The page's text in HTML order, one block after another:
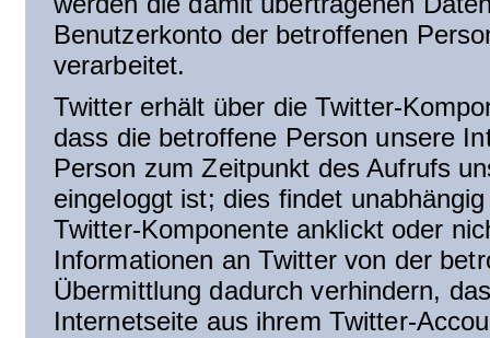
Benutzerkonto der betroffenen
verarbeitet.
Twitter erhält über die Twitter-
dass die betroffene Person unsere
Person zum Zeitpunkt des Aufrufs
eingeloggt ist; dies findet
Twitter-Komponente anklickt oder
Informationen an Twitter von der
Übermittlung dadurch verhindern,
Internetseite aus ihrem Twitter-